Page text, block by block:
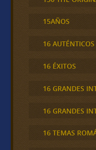
15AÑOS
16 AUTÉNTICOS
16 ÉXITOS
16 GRANDES
16 GRANDES
16 TEMAS